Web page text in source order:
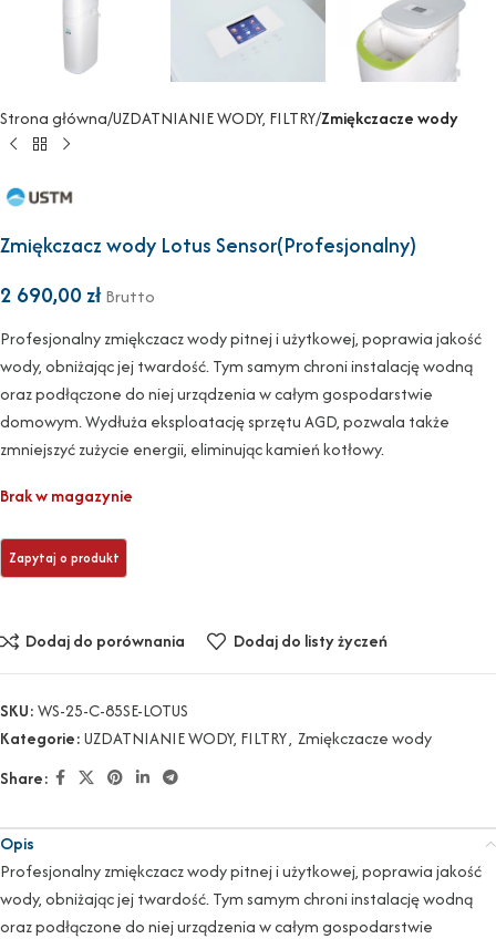
Strona główna UZDATNIANIE WODY, FILTRY Zmiękczacze wody
Zmiękczacz wody Lotus Sensor(Profesjonalny)
2 690,00zł Brutto
Profesjonalny zmiękczacz wody pitnej i użytkowej, poprawia jakość
wody, obniżając jej twardość. Tym samym chroni instalację wodną
oraz podłączone do niej urządzenia w całym gospodarstwie
domowym. Wydłuża eksploatację sprzętu AGD, pozwala także
zmniejszyć zużycie energii, eliminując kamień kotłowy.
Brak w magazynie
Dodaj do porównania Dodaj do listy życzeń
SKU:WS-25-C-85SE-LOTUS
Kategorie:UZDATNIANIE WODY, FILTRY, Zmiękczacze wody
Share:
Opis
Profesjonalny zmiękczacz wody pitnej i użytkowej, poprawia jakość
wody, obniżając jej twardość. Tym samym chroni instalację wodną
oraz podłączone do niej urządzenia w całym gospodarstwie